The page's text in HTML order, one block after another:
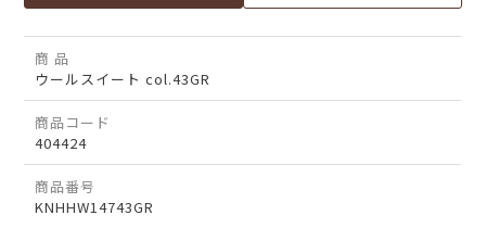
商 品
ウールスイート col.43GR
商品コード
404424
商品番号
KNHHW14743GR